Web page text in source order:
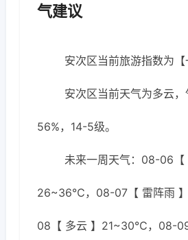
气建议
安次区当前旅游指数为【
安次区当前天气为多云
56%，14-5级。
未来一周天气：08-06【
26~36℃，08-07【 雷阵雨
08【 多云 】21~30℃，08-09